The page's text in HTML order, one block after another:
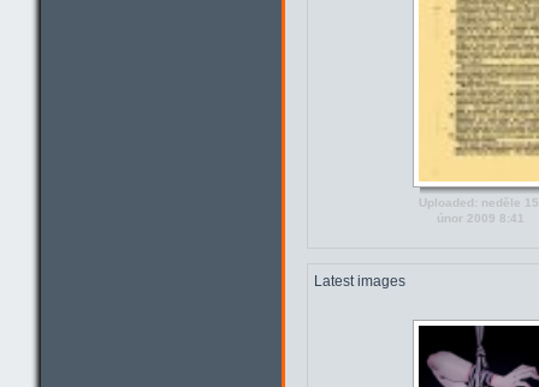
Uploaded: neděle 15.
únor 2009 8:41
Latest images